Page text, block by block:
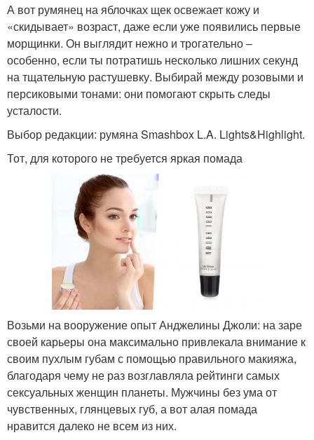
А вот румянец на яблочках щек освежает кожу и
«скидывает» возраст, даже если уже появились первые
морщинки. Он выглядит нежно и трогательно –
особенно, если ты потратишь несколько лишних секунд
на тщательную растушевку. Выбирай между розовыми и
персиковыми тонами: они помогают скрыть следы
усталости.
Выбор редакции: румяна Smashbox L.A. Lights&Highlight.
Тот, для которого не требуется яркая помада
Возьми на вооружение опыт Анджелины Джоли: на заре
своей карьеры она максимально привлекала внимание к
своим пухлым губам с помощью правильного макияжа,
благодаря чему не раз возглавляла рейтинги самых
сексуальных женщин планеты. Мужчины без ума от
чувственных, глянцевых губ, а вот алая помада
нравится далеко не всем из них.